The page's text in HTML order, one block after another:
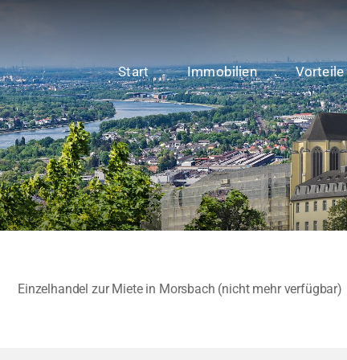
Start Immobilien Vorteile
Einzelhandel zur Miete in Morsbach (nicht mehr verfügbar)